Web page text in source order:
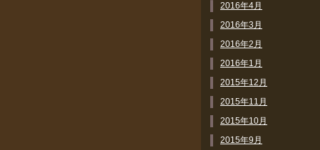
2016年4月
2016年3月
2016年2月
2016年1月
2015年12月
2015年11月
2015年10月
2015年9月